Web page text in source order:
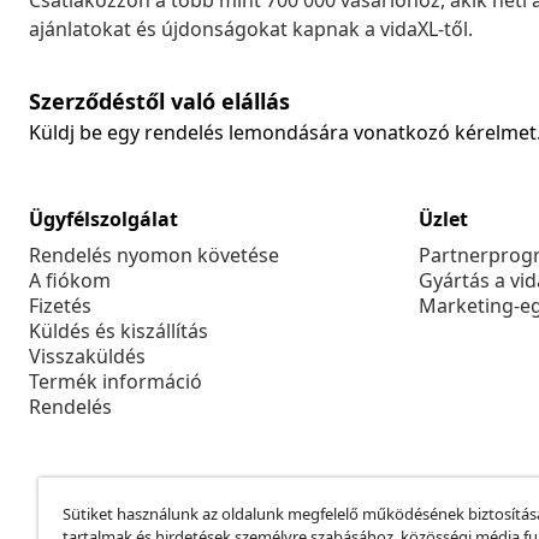
ajánlatokat és újdonságokat kapnak a vidaXL-től.
Szerződéstől való elállás
Küldj be egy rendelés lemondására vonatkozó
Ügyfélszolgálat
Rendelés nyomon követése
A fiókom
Fizetés
Küldés és kiszállítás
Visszaküldés
Termék információ
Rendelés
Üzlet
Gyártás a
Marketing-
Sütiket használunk az oldalunk megfelelő működésének